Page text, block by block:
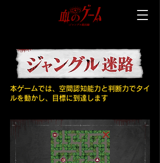
本ゲームでは、空間認知能力と判断力でタイ
ルを動かし、目標に到達します